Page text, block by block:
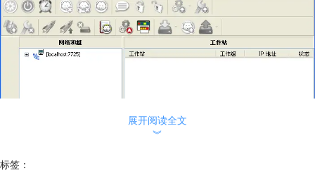
展开阅读全文
︾
标签：